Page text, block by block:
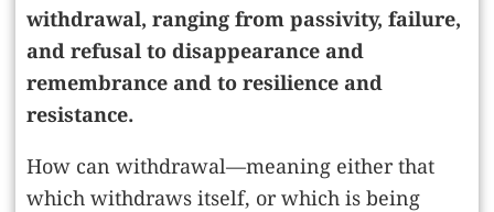
withdrawal, ranging from passivity, failure,
and refusal to disappearance and
remembrance and to resilience and
resistance.
How can withdrawal—meaning either that
which withdraws itself, or which is being